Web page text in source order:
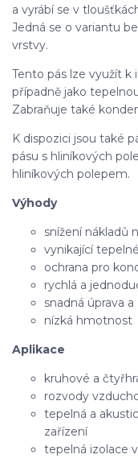
a vyrábí se v
Jedná se o variantu
vrstvy.
Tento pás lze využít
případně jako
Zabraňuje také
K dispozici jsou také
pásu s hliníkových
hliníkových polepem.
Výhody
snížení nákladů
vynikající
ochrana pro
rychlá a
snadná úprava
nízká hmotnost
Aplikace
kruhové a
rozvody
tepelná a
zařízení
tepelná izolace